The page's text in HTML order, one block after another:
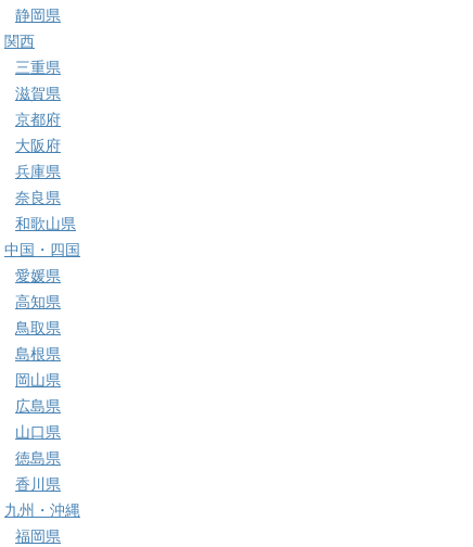
静岡県
関西
三重県
滋賀県
京都府
大阪府
兵庫県
奈良県
和歌山県
中国・四国
愛媛県
高知県
鳥取県
島根県
岡山県
広島県
山口県
徳島県
香川県
九州・沖縄
福岡県